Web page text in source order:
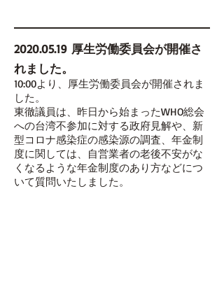
2020.05.19 厚生労働委員会が開催さ
れました。
10:00より、厚生労働委員会が開催されま
した。
東徹議員は、昨日から始まったWHO総会
への台湾不参加に対する政府見解や、新
型コロナ感染症の感染源の調査、年金制
度に関しては、自営業者の老後不安がな
くなるような年金制度のあり方などにつ
いて質問いたしました。